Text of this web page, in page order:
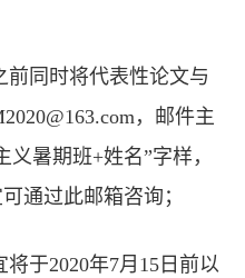
前同时将代表性论文与
，邮件主
义暑期班+姓名”字样，
通过此邮箱咨询；
将于2020年7月 15 日前以